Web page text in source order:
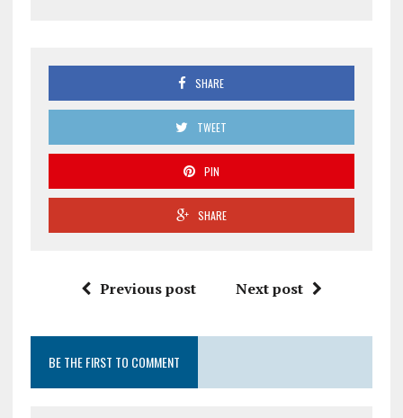
SHARE
TWEET
PIN
SHARE
Previous post Next post
BE THE FIRST TO COMMENT